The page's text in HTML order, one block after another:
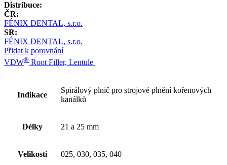
Distribuce:
ČR:
FÉNIX DENTAL, s.r.o.
SR:
FÉNIX DENTAL, s.r.o.
Přidat k porovnání
VDW® Root Filler, Lentule
Indikace
Spirálový plnič pro strojové plnění kořenových
kanálků
Délky 21 a 25 mm
Velikosti 025, 030, 035, 040